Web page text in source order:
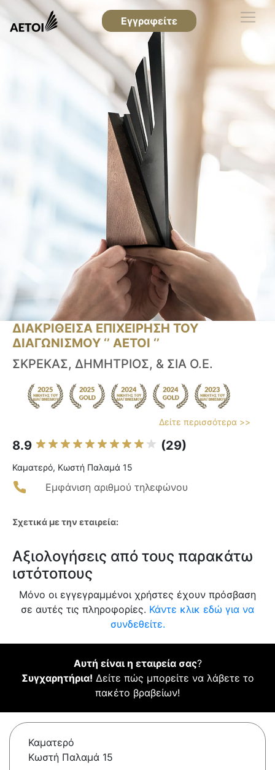
Εγγραφείτε
ΔΙΑΚΡΙΘΕΙΣΑ ΕΠΙΧΕΙΡΗΣΗ ΤΟΥ
ΔΙΑΓΩΝΙΣΜΟΥ ‘’ ΑΕΤΟΙ ‘’
ΣΚΡΕΚΑΣ, ΔΗΜΗΤΡΙΟΣ, & ΣΙΑ Ο.Ε.
Δείτε περισσότερα >>
8.9 (29)
Καματερό, Κωστή Παλαμά 15
Εμφάνιση αριθμού τηλεφώνου
Σχετικά με την εταιρεία:
Αξιολογήσεις από τους παρακάτω
ιστότοπους
Μόνο οι εγγεγραμμένοι χρήστες έχουν πρόσβαση
σε αυτές τις πληροφορίες. Κάντε κλικ εδώ για να
συνδεθείτε.
Αυτή είναι η εταιρεία σας?
Συγχαρητήρια! Δείτε πώς μπορείτε να λάβετε το
πακέτο βραβείων!
Καματερό
Κωστή Παλαμά 15